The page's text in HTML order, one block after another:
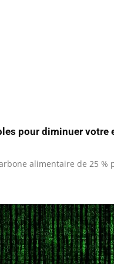
pour diminuer votre
alimentaire de 25